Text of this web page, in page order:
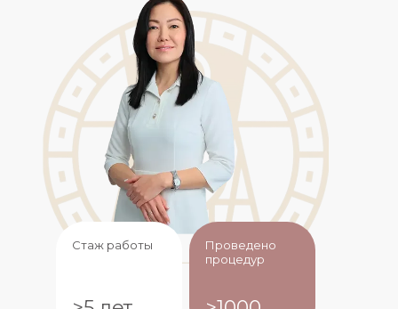
Стаж работы
Проведено
процедур